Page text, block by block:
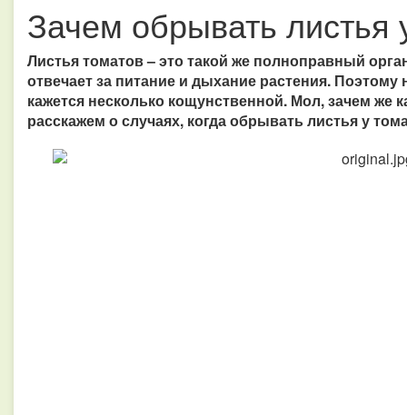
Зачем обрывать листья
Листья томатов – это такой же полноправный
отвечает за питание и дыхание растения.
кажется несколько кощунственной. Мол, зачем же
расскажем о случаях, когда обрывать листья у